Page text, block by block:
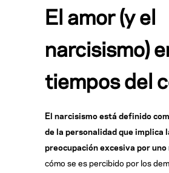
El amor (y el
narcisismo)
tiempos del
El narcisismo está definido
de la personalidad que implica
preocupación excesiva por uno
cómo se es percibido por los